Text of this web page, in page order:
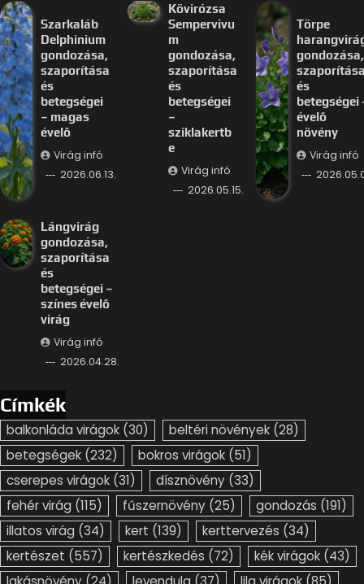
Szarkaláb
Delphinium
gondozása,
szaporítása
és
betegségei
– magas
évelő
Virág infó
2026.06.13.
Kövirózsa
Sempervivu
m
gondozása,
szaporítása
és
betegségei
–
sziklakertb
e
Virág infó
2026.05.15.
Törpe
gondozása,
és
betegségei
évelő
növény
Virág infó
Lángvirág
gondozása,
szaporítása
és
betegségei –
színes évelő
virág
Virág infó
2026.04.28.
Címkék
balkonláda virágok (30) beltéri növények (28)
betegségek (232) bokros virágok (51)
cserepes virágok (31) dísznövény (33)
fehér virág (115) fűszernövény (25) gondozás (191)
illatos virág (34) kert (139) kerttervezés (34)
kertészet (557) kertészkedés (72) kék virágok (43)